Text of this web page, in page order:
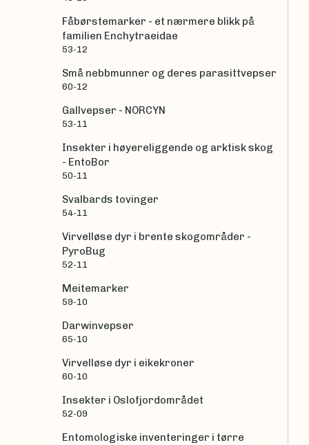
Fåbørstemarker - et nærmere blikk på
familien Enchytraeidae
53-12
Små nebbmunner og deres parasittvepser
60-12
Gallvepser - NORCYN
53-11
Insekter i høyereliggende og arktisk skog
- EntoBor
50-11
Svalbards tovinger
54-11
Virvelløse dyr i brente skogområder -
PyroBug
52-11
Meitemarker
59-10
Darwinvepser
65-10
Virvelløse dyr i eikekroner
60-10
Insekter i Oslofjordområdet
52-09
Entomologiske inventeringer i tørre